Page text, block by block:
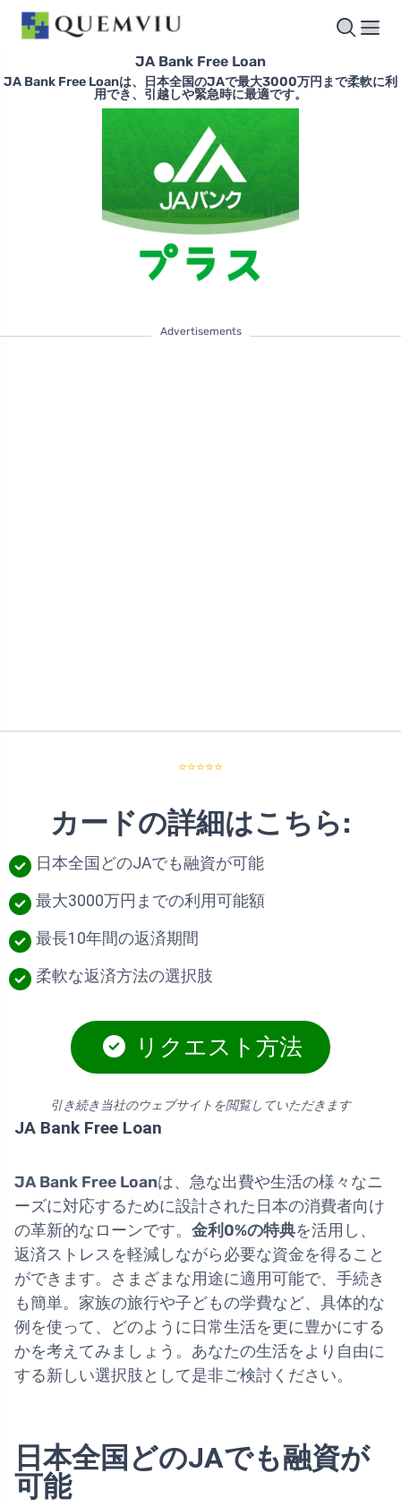
JA Bank Free Loan
JA Bank Free Loanは、日本全国のJAで最大3000万円まで柔軟に利
用でき、引越しや緊急時に最適です。
Advertisements
⭐⭐⭐⭐⭐
カードの詳細はこちら:
日本全国どのJAでも融資が可能
最大3000万円までの利用可能額
最長10年間の返済期間
柔軟な返済方法の選択肢
リクエスト方法
引き続き当社のウェブサイトを閲覧していただきます
JA Bank Free Loan
JA Bank Free Loanは、急な出費や生活の様々なニ
ーズに対応するために設計された日本の消費者向け
の革新的なローンです。 金利0%の特典を活用し、
返済ストレスを軽減しながら必要な資金を得ること
ができます。さまざまな用途に適用可能で、手続き
も簡単。家族の旅行や子どもの学費など、具体的な
例を使って、どのように日常生活を更に豊かにする
かを考えてみましょう。あなたの生活をより自由に
する新しい選択肢として是非ご検討ください。
日本全国どのJAでも融資が
可能